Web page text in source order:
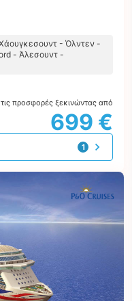
- Όλντεν -
- Άλεσουντ -
προσφορές ξεκινώντας από
699 €
1
προσφορά